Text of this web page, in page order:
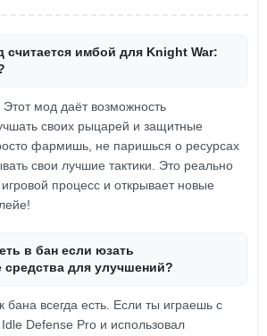
считается имбой для Knight War:
Этот мод даёт возможность
своих рыцарей и защитные
фармишь, не паришься о ресурсах
свои лучшие тактики. Это реально
процесс и открывает новые
в бан если юзать
средства для улучшений?
бана всегда есть. Если ты играешь с
Defense Pro и использовал